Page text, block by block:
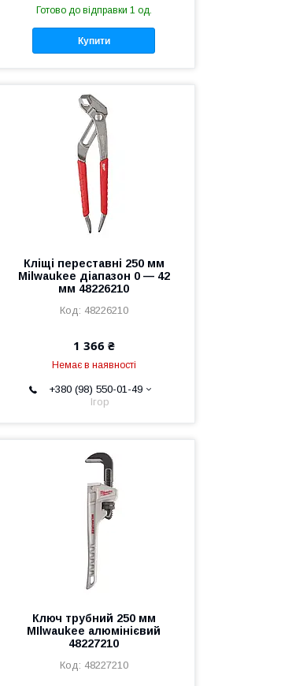
Готово до відправки 1 од.
Купити
Кліщі переставні 250 мм
Milwaukee діапазон 0 — 42
мм 48226210
48226210
1 366 ₴
Немає в наявності
+380 (98) 550-01-49
Ігор
Ключ трубний 250 мм
MIlwaukee алюмінієвий
48227210
48227210